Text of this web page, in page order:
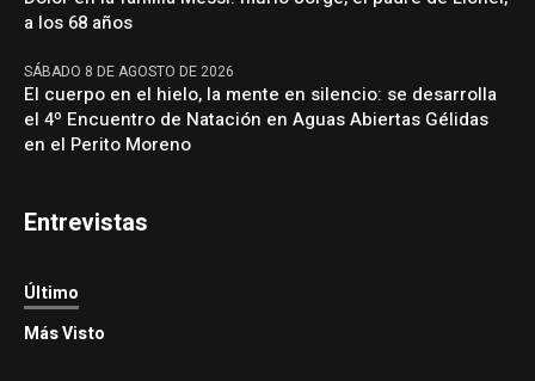
a los 68 años
SÁBADO 8 DE AGOSTO DE 2026
El cuerpo en el hielo, la mente en silencio: se desarrolla
el 4º Encuentro de Natación en Aguas Abiertas Gélidas
en el Perito Moreno
Entrevistas
Último
Más Visto